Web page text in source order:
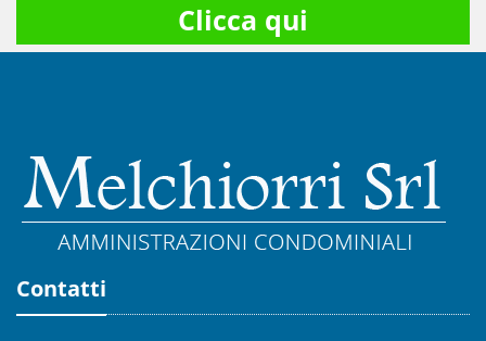
Clicca qui
Contatti